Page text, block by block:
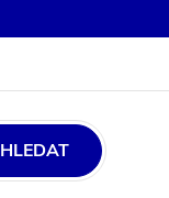
HLEDAT